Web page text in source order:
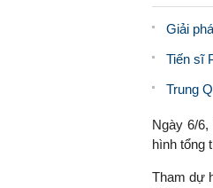
Giải
Tiến sĩ
Trung
Ngày 6/
hình tổng
Tham dự